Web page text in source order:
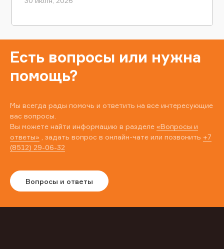
Есть вопросы или нужна
помощь?
Мы всегда рады помочь и ответить на все интересующие
вас вопросы.
Вы можете найти информацию в разделе «Вопросы и
ответы» , задать вопрос в онлайн-чате или позвонить +7
(8512) 29-06-32
Вопросы и ответы